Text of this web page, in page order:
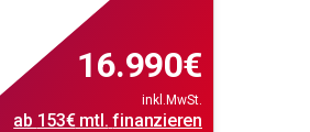
16.990€
inkl.MwSt.
ab 153€mtl. finanzieren